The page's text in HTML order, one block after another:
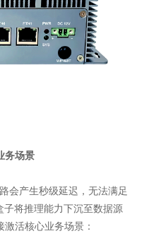
务场景
会产生秒级延迟，无法满足
子将推理能力下沉至数据源
活核心业务场景：